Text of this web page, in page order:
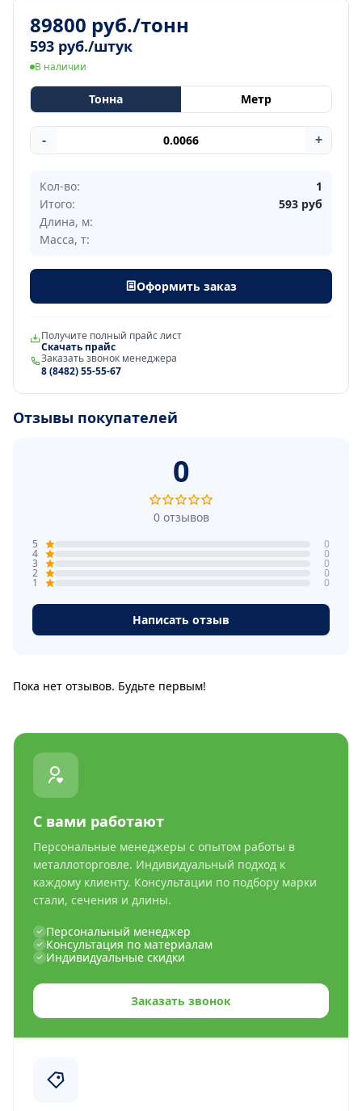
89800 руб./тонн
593 руб./штук
В наличии
Тонна Метр
- +
Кол-во:
1
Итого:
593 руб
Длина, м:
Масса, т:
Оформить заказ
Получите полный прайс лист
Скачать прайс
Заказать звонок менеджера
8 (8482) 55-55-67
Отзывы покупателей
0
0 отзывов
5 0
4 0
3 0
2 0
1 0
Написать отзыв
Пока нет отзывов. Будьте первым!
С вами работают
Персональные менеджеры с опытом работы в
металлоторговле. Индивидуальный подход к
каждому клиенту. Консультации по подбору марки
стали, сечения и длины.
Персональный менеджер
Консультация по материалам
Индивидуальные скидки
Заказать звонок